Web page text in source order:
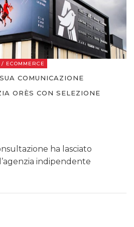
ECOMMERCE
COMUNICAZIONE
ORÈS CON SELEZIONE
ha lasciato
indipendente